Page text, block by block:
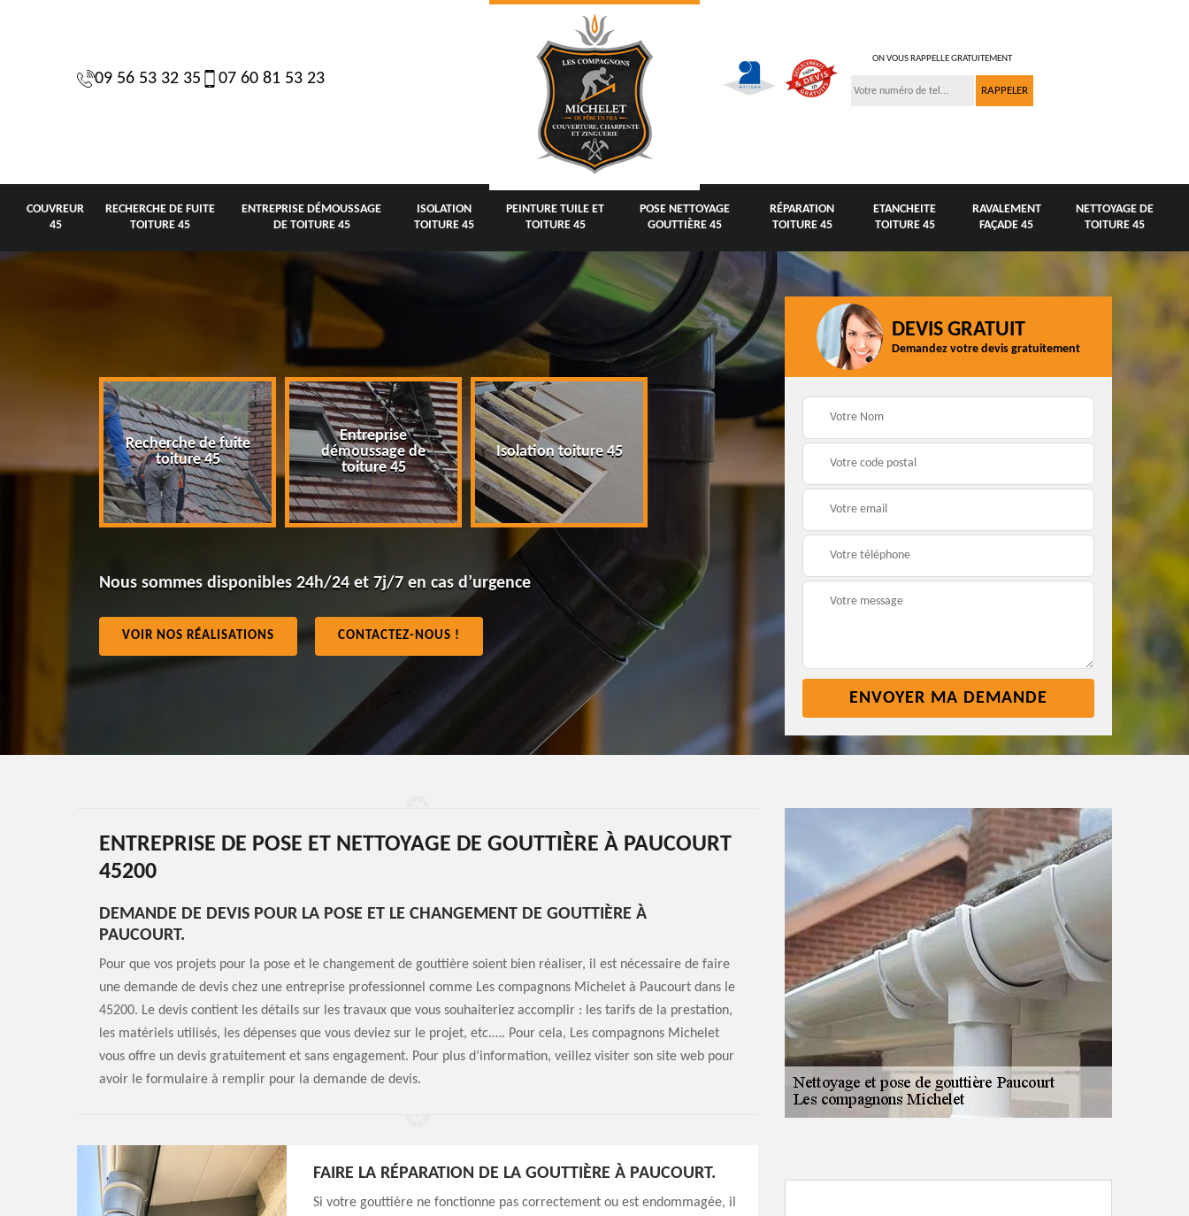
09 56 53 32 35 07 60 81 53 23
ON VOUS RAPPELLE GRATUITEMENT
COUVREUR
45
RECHERCHE DE FUITE
TOITURE 45
ENTREPRISE DÉMOUSSAGE
DE TOITURE 45
ISOLATION
TOITURE 45
PEINTURE TUILE ET
TOITURE 45
POSE NETTOYAGE
GOUTTIÈRE 45
RÉPARATION
TOITURE 45
ETANCHEITE
TOITURE 45
RAVALEMENT
FAÇADE 45
NETTOYAGE DE
TOITURE 45
Recherche de fuite
toiture 45
Entreprise
démoussage de
toiture 45
Isolation toiture 45
Peinture tuile et
toiture 45
Pose nettoyage
gouttière 45
Réparation toiture 45
Nous sommes disponibles 24h/24 et 7j/7 en cas d’urgence
VOIR NOS RÉALISATIONS CONTACTEZ-NOUS !
DEVIS GRATUIT
Demandez votre devis gratuitement
ENTREPRISE DE POSE ET NETTOYAGE DE GOUTTIÈRE À PAUCOURT
45200
DEMANDE DE DEVIS POUR LA POSE ET LE CHANGEMENT DE GOUTTIÈRE À
PAUCOURT.
Pour que vos projets pour la pose et le changement de gouttière soient bien réaliser, il est nécessaire de faire
une demande de devis chez une entreprise professionnel comme Les compagnons Michelet à Paucourt dans le
45200. Le devis contient les détails sur les travaux que vous souhaiteriez accomplir : les tarifs de la prestation,
les matériels utilisés, les dépenses que vous deviez sur le projet, etc.…. Pour cela, Les compagnons Michelet
vous offre un devis gratuitement et sans engagement. Pour plus d’information, veillez visiter son site web pour
avoir le formulaire à remplir pour la demande de devis.
FAIRE LA RÉPARATION DE LA GOUTTIÈRE À PAUCOURT.
Si votre gouttière ne fonctionne pas correctement ou est endommagée, il